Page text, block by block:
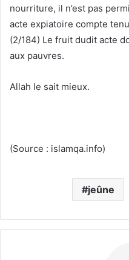
nourriture, il n’est pas
acte expiatoire compte
(2/184) Le fruit dudit acte
aux pauvres.
Allah le sait mieux.
(Source : islamqa.info)
jeûne